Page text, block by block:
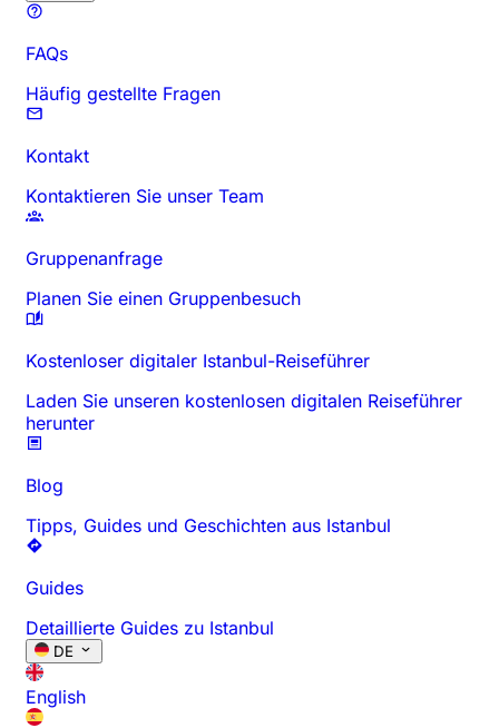
FAQs
Häufig gestellte Fragen
Kontakt
Kontaktieren Sie unser Team
Gruppenanfrage
Planen Sie einen Gruppenbesuch
Kostenloser digitaler Istanbul-Reiseführer
Laden Sie unseren kostenlosen digitalen Reiseführer
herunter
Blog
Tipps, Guides und Geschichten aus Istanbul
Guides
Detaillierte Guides zu Istanbul
DE
English